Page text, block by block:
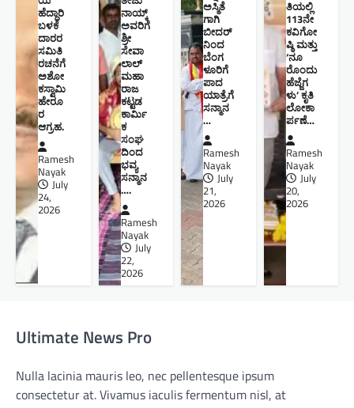
ಹೆದ್ದಾರಿ
ಬಳಕೆ
ದಾರರ
ಸಮಿತಿ
ರಚನೆಗೆ
ಅಶೋ
ಕಸ್ವಾಮಿ
ಹೇರೂ
ರ
ಆಗ್ರಹ.
Ramesh
Nayak
July
24,
2026
ನಾಯ್ಕ್
ಅವರಿಗೆ
ಶ್ರೀ
ಸೇವಾ
ಲಾಲ್
ಮಹಾ
ರಾಜ
ಕಟ್ಟಡ
ಕಾರ್ಮಿ
ಕ
ಸಂಘ
ದಿಂದ
ಭವ್ಯ
ಸನ್ಮಾನ
….
Ramesh
Nayak
July
22,
2026
ಅಸ್ಮಿತೆ
ಗಾಗಿ
ಬೀದರ್
ನಿಂದ
ಬೆಂಗ
ಳೂರಿಗೆ
ಪಾದ
ಯಾತ್ರೆಗೆ
ಸನ್ಮಾನ
…
Ramesh
Nayak
July
21,
2026
ತಿಯಲ್ಲಿ
113ನೇ
ಕವಿಗೋ
ಷ್ಠಿ ಮತ್ತು
‘ನೂ
ರೊಂದು
ಹೆಜ್ಜೆಗ
ಳು’ ಕೃತಿ
ಲೋಕಾ
ರ್ಪಣೆ…
Ramesh
Nayak
July
20,
2026
Ultimate News Pro
Nulla lacinia mauris leo, nec pellentesque ipsum
consectetur at. Vivamus iaculis fermentum nisl, at